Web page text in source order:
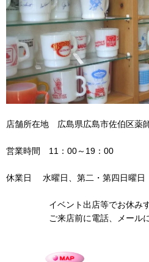
店舗所在地 広島県広島市佐伯区薬
営業時間 11：00～19：00
休業日 水曜日、第二・第四日曜日
イベント出店等でお休みす
ご来店前に電話、メールにて